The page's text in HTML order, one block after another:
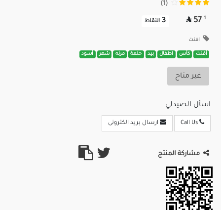
(1)
1
57

3 النقاط
افنت
أفنت كأس اطفال بيد حلمة مرنه شهر أسود
غير متاح
اسأل الصيدلي
ارسال بريد الكترونى
مشاركة المنتج